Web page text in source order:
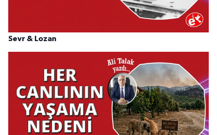
Sevr & Lozan